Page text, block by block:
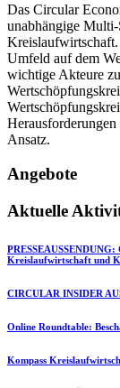
Das Circular
unabhängige
Kreislaufwirtschaft.
Umfeld auf dem
wichtige Akteure
Herausforderungen
Ansatz.
Angebote
Aktuelle
Kreislaufwirtschaft und
CIRCULAR INSIDER
Online Roundtable:
Kompass